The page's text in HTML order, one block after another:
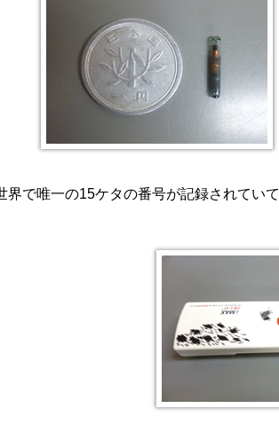
界で唯一の15ケタの番号が記録されてい